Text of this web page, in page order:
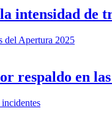
intensidad de
del Apertura 2025
respaldo en